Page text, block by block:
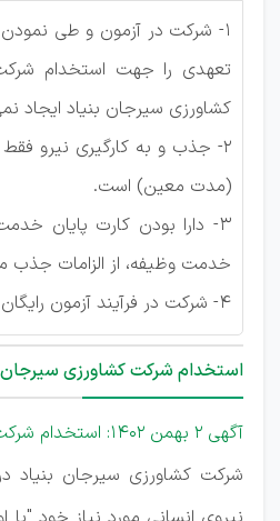
1- شرکت در آزمون و طی
تعهدی را جهت استخدام
کشاورزی سیرجان بنیاد ایجاد
2- جذب و به کارگیری نیرو
(مدت معین) است.
3- دارا بودن کارت پایان
خدمت وظیفه، از الزامات
4- شرکت در فرآیند آزمون رایگان است.
استخدام شرکت کشاورزی
آگهی 2 بهمن 1402: استخدام شرکت کشاورزی سیرجان بنیاد
شرکت کشاورزی سیرجان بنیاد